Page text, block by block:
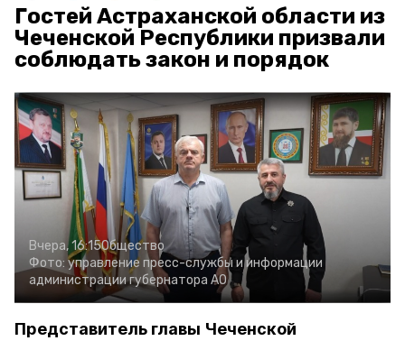
Гостей Астраханской области из
Чеченской Республики призвали
соблюдать закон и порядок
Вчера, 16:15Общество
Фото: управление пресс-службы и информации
администрации губернатора АО
Представитель главы Чеченской